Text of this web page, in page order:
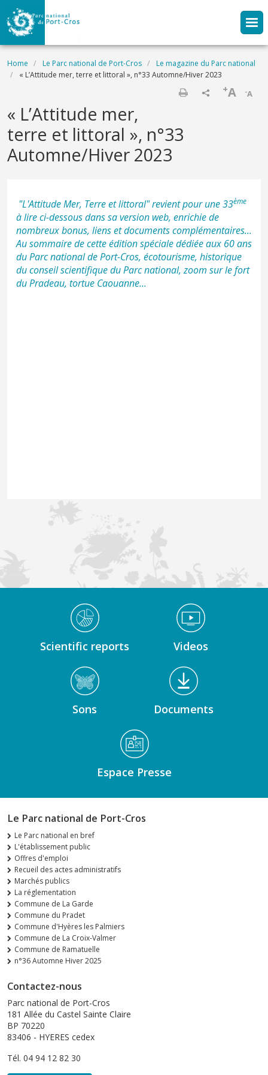
Skip to main content
Breadcrumb
Home Le Parc national de Port-Cros
Le magazine du Parc national
« L’Attitude mer, terre et littoral », n°33 Automne/Hiver 2023
-A
+A
« L’Attitude mer,
terre et littoral », n°33
Automne/Hiver 2023
"L'Attitude Mer, Terre et littoral" revient pour une 33ème
à lire ci-dessous dans sa version web, enrichie de
nombreux bonus, liens et documents complémentaires...
Au sommaire de cette édition spéciale dédiée aux 60 ans
du Parc national de Port-Cros, écotourisme, historique
du conseil scientifique du Parc national, zoom sur le fort
du Pradeau, tortue Caouanne...
Médiathèque Footer
Scientific reports Videos
Sons Documents
Espace Presse
Le Parc national de Port-Cros
Le Parc national en bref
L'établissement public
Offres d'emploi
Recueil des actes administratifs
Marchés publics
La réglementation
Commune de La Garde
Commune du Pradet
Commune d'Hyères les Palmiers
Commune de La Croix-Valmer
Commune de Ramatuelle
n°36 Automne Hiver 2025
Contactez-nous
Parc national de Port-Cros
181 Allée du Castel Sainte Claire
BP 70220
83406 - HYERES cedex
Tél. 04 94 12 82 30